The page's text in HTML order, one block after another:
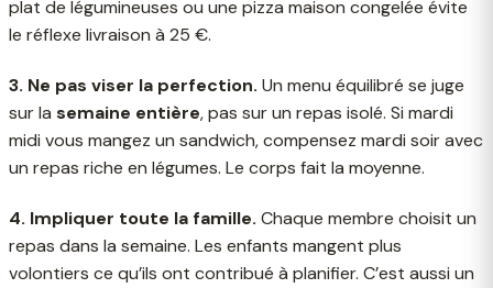
plat de légumineuses ou une pizza maison congelée évite
le réflexe livraison à 25 €.
3. Ne pas viser la perfection. Un menu équilibré se juge
sur la semaine entière, pas sur un repas isolé. Si mardi
midi vous mangez un sandwich, compensez mardi soir avec
un repas riche en légumes. Le corps fait la moyenne.
4. Impliquer toute la famille. Chaque membre choisit un
repas dans la semaine. Les enfants mangent plus
volontiers ce qu’ils ont contribué à planifier. C’est aussi un